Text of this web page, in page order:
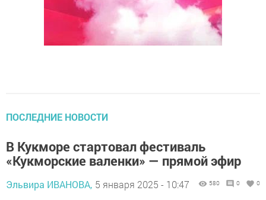
ПОСЛЕДНИЕ НОВОСТИ
В Кукморе стартовал фестиваль
«Кукморские валенки» — прямой эфир
Эльвира ИВАНОВА, 5 января 2025 - 10:47 580 0 0